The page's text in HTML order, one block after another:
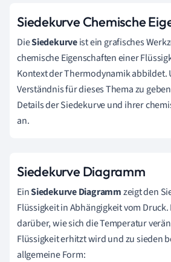
Siedekurve Chemische
DieSiedekurveist ein grafisches
chemische Eigenschaften einer
Kontext der Thermodynamik abbildet.
Verständnis für dieses Thema zu
Details der Siedekurve und ihrer
an.
Siedekurve Diagramm
EinSiedekurve Diagrammzeigt den
Flüssigkeit in Abhängigkeit vom Druck.
darüber, wie sich die Temperatur
Flüssigkeit erhitzt wird und zu sieden
allgemeine Form: